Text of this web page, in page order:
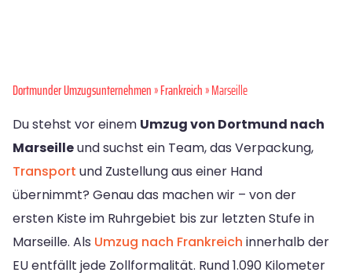
Dortmunder Umzugsunternehmen»Frankreich» Marseille
Du stehst vor einem Umzug von Dortmund nach
Marseilleund suchst ein Team, das Verpackung,
Transport und Zustellung aus einer Hand
übernimmt? Genau das machen wir – von der
ersten Kiste im Ruhrgebiet bis zur letzten Stufe in
Marseille. Als Umzug nach Frankreich innerhalb der
EU entfällt jede Zollformalität. Rund 1.090 Kilometer